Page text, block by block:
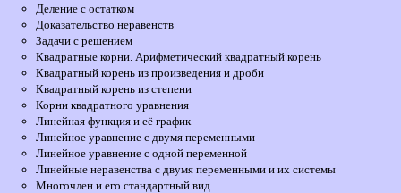
Деление с остатком
Доказательство неравенств
Задачи с решением
Квадратные корни. Арифметический квадратный корень
Квадратный корень из произведения и дроби
Квадратный корень из степени
Корни квадратного уравнения
Линейная функция и её график
Линейное уравнение с двумя переменными
Линейное уравнение с одной переменной
Линейные неравенства с двумя переменными и их системы
Многочлен и его стандартный вид